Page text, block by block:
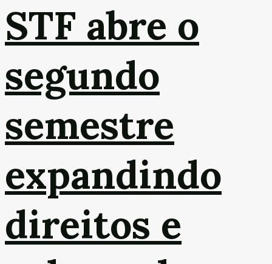
STF abre o
segundo
semestre
expandindo
direitos e